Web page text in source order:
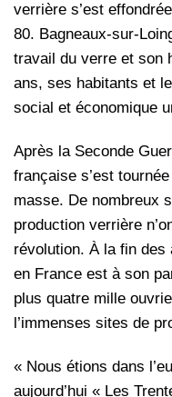
verrière s’est
80. Bagneaux-sur-
travail du verre et son
ans, ses habitants et
social et économique
Après la Seconde
française s’est
masse. De nombreux
production verrière
révolution. À la fin des
en France est à son
plus quatre mille
l’immenses sites de
« Nous étions dans
aujourd’hui « Les